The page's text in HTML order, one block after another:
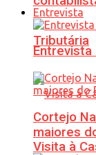
Tributária
Visita à
Entrevista
Entrevista
Cortejo
maiores